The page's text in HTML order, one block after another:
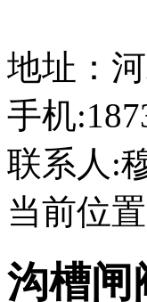
地址：
手机
联系人:
当前位置
沟槽闸